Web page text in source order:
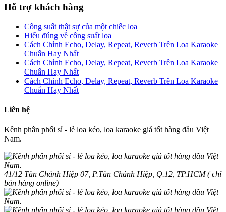
Hỗ trợ khách hàng
Công suất thật sự của một chiếc loa
Hiểu đúng về công suất loa
Cách Chỉnh Echo, Delay, Repeat, Reverb Trên Loa Karaoke
Chuẩn Hay Nhất
Cách Chỉnh Echo, Delay, Repeat, Reverb Trên Loa Karaoke
Chuẩn Hay Nhất
Cách Chỉnh Echo, Delay, Repeat, Reverb Trên Loa Karaoke
Chuẩn Hay Nhất
Liên hệ
Kênh phân phối sỉ - lẻ loa kéo, loa karaoke giá tốt hàng đầu Việt
Nam.
41/12 Tân Chánh Hiệp 07, P.Tân Chánh Hiệp, Q.12, TP.HCM ( chỉ
bán hàng online)